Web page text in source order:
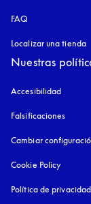
FAQ
Localizar una tienda
Nuestras
Accesibilidad
Falsificaciones
Cambiar
Cookie Policy
Política de privacidad